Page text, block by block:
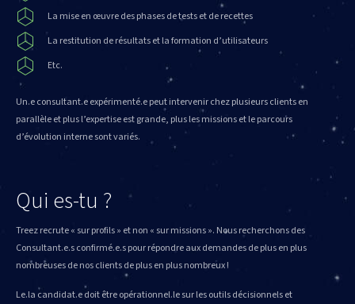
La mise en œuvre des phases de tests et de recettes
La restitution de résultats et la formation d’utilisateurs
Etc.
Un.e consultant.e expérimenté.e peut intervenir chez plusieurs clients en
parallèle et plus l’expertise est grande, plus les missions et le parcours
d’évolution interne sont variés.
Qui es-tu ?
Treez recrute « sur profils » et non « sur missions ». Nous recherchons des
Consultant.e.s confirmé.e.s pour répondre aux demandes de plus en plus
nombreuses de nos clients de plus en plus nombreux !
Le.la candidat.e doit être opérationnel.le sur les outils décisionnels et